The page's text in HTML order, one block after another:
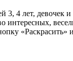
3, 4 лет, девочек
интересных,